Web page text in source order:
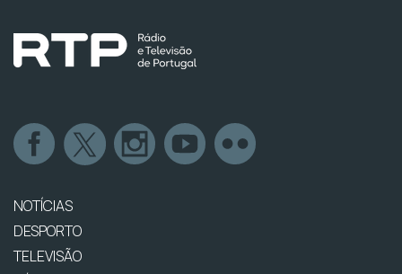
NOTÍCIAS
DESPORTO
TELEVISÃO